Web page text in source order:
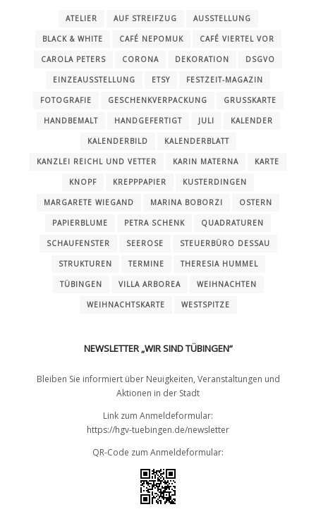
ATELIER AUF STREIFZUG AUSSTELLUNG
BLACK & WHITE CAFÉ NEPOMUK CAFÉ VIERTEL VOR
CAROLA PETERS CORONA DEKORATION DSGVO
EINZEAUSSTELLUNG ETSY FESTZEIT-MAGAZIN
FOTOGRAFIE GESCHENKVERPACKUNG GRUSSKARTE
HANDBEMALT HANDGEFERTIGT JULI KALENDER
KALENDERBILD KALENDERBLATT
KANZLEI REICHL UND VETTER KARIN MATERNA KARTE
KNOPF KREPPPAPIER KUSTERDINGEN
MARGARETE WIEGAND MARINA BOBORZI OSTERN
PAPIERBLUME PETRA SCHENK QUADRATUREN
SCHAUFENSTER SEEROSE STEUERBÜRO DESSAU
STRUKTUREN TERMINE THERESIA HUMMEL
TÜBINGEN VILLA ARBOREA WEIHNACHTEN
WEIHNACHTSKARTE WESTSPITZE
NEWSLETTER „WIR SIND TÜBINGEN“
Bleiben Sie informiert über Neuigkeiten, Veranstaltungen und
Aktionen in der Stadt
Link zum Anmeldeformular:
https://hgv-tuebingen.de/newsletter
QR-Code zum Anmeldeformular: